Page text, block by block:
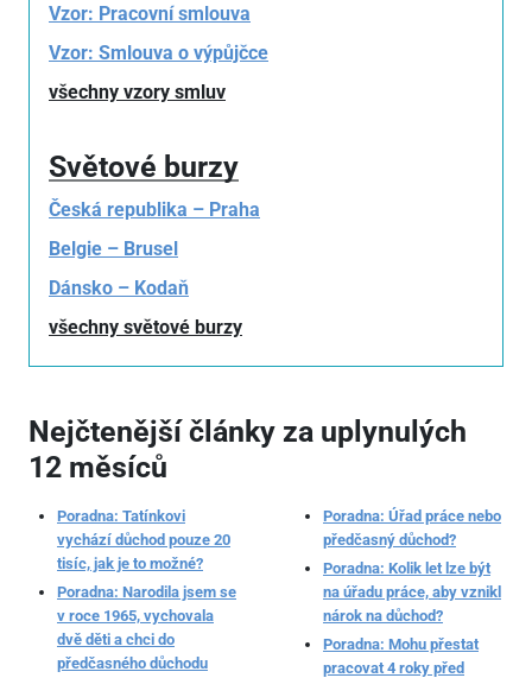
Vzor: Pracovní smlouva
Vzor: Smlouva o výpůjčce
všechny vzory smluv
Světové burzy
Česká republika – Praha
Belgie – Brusel
Dánsko – Kodaň
všechny světové burzy
Nejčtenější články za uplynulých
12 měsíců
Poradna: Tatínkovi
vychází důchod pouze 20
tisíc, jak je to možné?
Poradna: Narodila jsem se
v roce 1965, vychovala
dvě děti a chci do
předčasného důchodu
Poradna: Úřad práce nebo
předčasný důchod?
Poradna: Kolik let lze být
na úřadu práce, aby vznikl
nárok na důchod?
Poradna: Mohu přestat
pracovat 4 roky před